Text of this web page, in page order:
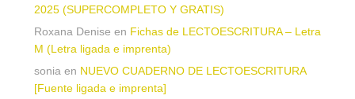
2025 (SUPERCOMPLETO Y GRATIS)
Roxana Denise en Fichas de LECTOESCRITURA – Letra
M (Letra ligada e imprenta)
sonia en NUEVO CUADERNO DE LECTOESCRITURA
[Fuente ligada e imprenta]